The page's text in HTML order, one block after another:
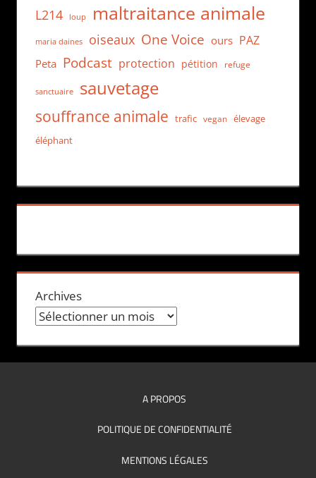
L214 loup maltraitance animale
maria daines oiseaux One Voice ours PAZ
Peta Podcast protection pétition refuge
sanctuaire sauvetage
souffrance animale trafic vegan
élevage
éléphant
Archives
A PROPOS
POLITIQUE DE CONFIDENTIALITÉ
MENTIONS LÉGALES